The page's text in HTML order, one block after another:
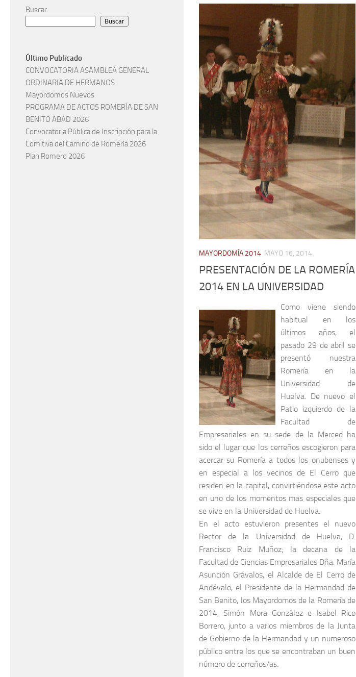
MAYORDOMÍA 2014 MAYO 16, 2014
PRESENTACIÓN DE LA ROMERÍA
2014 EN LA UNIVERSIDAD
Como viene siendo
habitual en los
últimos años, el
pasado 29 de abril se
presentó nuestra
Romería en la
Universidad de
Huelva. De nuevo el
Patio izquierdo de la
Facultad de
Empresariales en su sede de la Merced ha
sido el lugar que los cerreños escogieron para
acercar su Romería a todos los onubenses y
en especial a los vecinos de El Cerro que
residen en la capital, convirtiéndose este acto
en uno de los momentos mas especiales que
se vive en la Universidad de Huelva.
En el acto estuvieron presentes el nuevo
Rector de la Universidad de Huelva, D.
Francisco Ruiz Muñoz; la decana de la
Facultad de Ciencias Empresariales Dña. María
Asunción Grávalos, el Alcalde de El Cerro de
Andévalo, el Presidente de la Hermandad de
San Benito, los Mayordomos de la Romería de
2014, Simón Mora González e Isabel Rico
Borrero, junto a varios miembros de la Junta
de Gobierno de la Hermandad y un numeroso
público entre los que se encontraban un buen
número de cerreños/as.
Buscar
Buscar
Último Publicado
CONVOCATORIA ASAMBLEA GENERAL
ORDINARIA DE HERMANOS
Mayordomos Nuevos
PROGRAMA DE ACTOS ROMERÍA DE SAN
BENITO ABAD 2026
Convocatoria Pública de Inscripción para la
Comitiva del Camino de Romería 2026
Plan Romero 2026